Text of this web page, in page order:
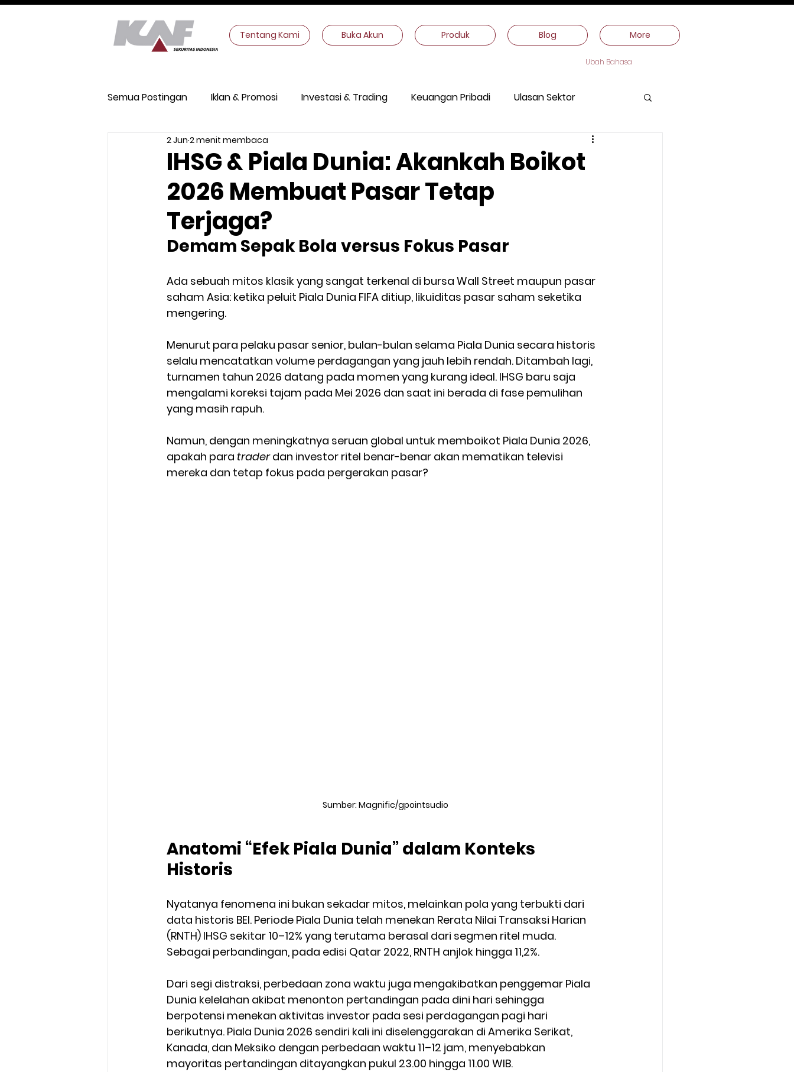
Tentang Kami Buka Akun Produk Blog More
Ubah Bahasa
Semua Postingan Iklan & Promosi Investasi & Trading Keuangan Pribadi Ulasan Sektor
Keamanan Digital Makroekonomi
IHSG & Piala Dunia: Akankah Boikot
2026 Membuat Pasar Tetap
Terjaga?
2 Jun 2 menit membaca
Demam Sepak Bola versus Fokus Pasar
Ada sebuah mitos klasik yang sangat terkenal di bursa Wall Street maupun pasar
saham Asia: ketika peluit Piala Dunia FIFA ditiup, likuiditas pasar saham seketika
mengering.
Menurut para pelaku pasar senior, bulan-bulan selama Piala Dunia secara historis
selalu mencatatkan volume perdagangan yang jauh lebih rendah. Ditambah lagi,
turnamen tahun 2026 datang pada momen yang kurang ideal. IHSG baru saja
mengalami koreksi tajam pada Mei 2026 dan saat ini berada di fase pemulihan
yang masih rapuh.
Namun, dengan meningkatnya seruan global untuk memboikot Piala Dunia 2026,
apakah para trader dan investor ritel benar-benar akan mematikan televisi
mereka dan tetap fokus pada pergerakan pasar?
Sumber: Magnific/gpointsudio
Anatomi “Efek Piala Dunia” dalam Konteks
Historis
Nyatanya fenomena ini bukan sekadar mitos, melainkan pola yang terbukti dari
data historis BEI. Periode Piala Dunia telah menekan Rerata Nilai Transaksi Harian
(RNTH) IHSG sekitar 10–12% yang terutama berasal dari segmen ritel muda.
Sebagai perbandingan, pada edisi Qatar 2022, RNTH anjlok hingga 11,2%.
Dari segi distraksi, perbedaan zona waktu juga mengakibatkan penggemar Piala
Dunia kelelahan akibat menonton pertandingan pada dini hari sehingga
berpotensi menekan aktivitas investor pada sesi perdagangan pagi hari
berikutnya. Piala Dunia 2026 sendiri kali ini diselenggarakan di Amerika Serikat,
Kanada, dan Meksiko dengan perbedaan waktu 11–12 jam, menyebabkan
mayoritas pertandingan ditayangkan pukul 23.00 hingga 11.00 WIB.